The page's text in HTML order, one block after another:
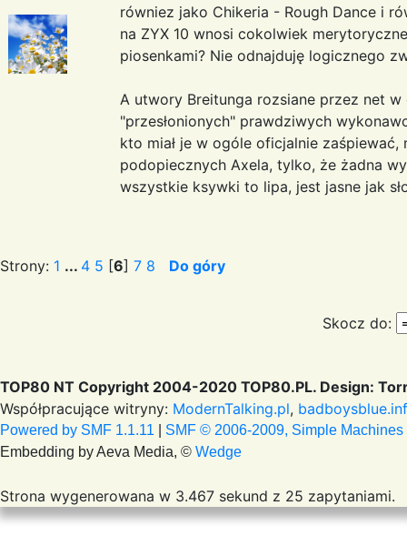
równiez jako Chikeria - Rough Dance i
na ZYX 10 wnosi cokolwiek
piosenkami? Nie odnajduję logicznego
A utwory Breitunga rozsiane przez net
"przesłonionych" prawdziwych
kto miał je w ogóle oficjalnie
podopiecznych Axela, tylko, że żadna
wszystkie ksywki to lipa, jest jasne jak
Strony: 1 ... 4 5 [6] 7 8 Do góry
Skocz do:
TOP80 NT Copyright 2004-2020 TOP80.PL. Design:
Współpracujące witryny: ModernTalking.pl,
Powered by SMF 1.1.11
SMF © 2006-2009, Simple Machines
Embedding by Aeva Media, © Wedge
Strona wygenerowana w 3.467 sekund z 25 zapytaniami.